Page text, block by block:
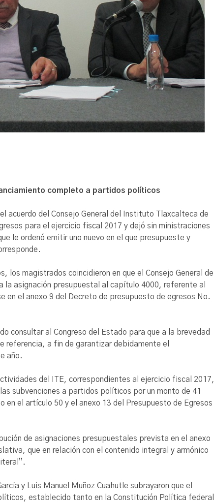
completo a partidos políticos
acuerdo del Consejo General del Instituto Tlaxcalteca de
para el ejercicio fiscal 2017 y dejó sin ministraciones
le ordenó emitir uno nuevo en el que presupueste y
magistrados coincidieron en que el Consejo General del
la asignación presupuestal al capítulo 4000, referente al
el anexo 9 del Decreto de presupuesto de egresos No.
consultar al Congreso del Estado para que a la brevedad
referencia, a fin de garantizar debidamente el
año.
del ITE, correspondientes al ejercicio fiscal 2017,
subvenciones a partidos políticos por un monto de 41
el artículo 50 y el anexo 13 del Presupuesto de Egresos
de asignaciones presupuestales prevista en el anexo
que en relación con el contenido integral y armónico
y Luis Manuel Muñoz Cuahutle subrayaron que el
establecido tanto en la Constitución Política federal